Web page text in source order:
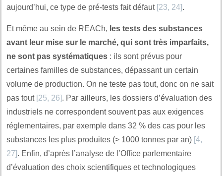
aujourd’hui, ce type de pré-tests fait défaut [23, 24].
Et même au sein de REACh, les tests des substances
avant leur mise sur le marché, qui sont très imparfaits,
ne sont pas systématiques : ils sont prévus pour
certaines familles de substances, dépassant un certain
volume de production. On ne teste pas tout, donc on ne sait
pas tout [25, 26]. Par ailleurs, les dossiers d’évaluation des
industriels ne correspondent souvent pas aux exigences
réglementaires, par exemple dans 32 % des cas pour les
substances les plus produites (> 1000 tonnes par an) [4,
27]. Enfin, d’après l’analyse de l’Office parlementaire
d’évaluation des choix scientifiques et technologiques